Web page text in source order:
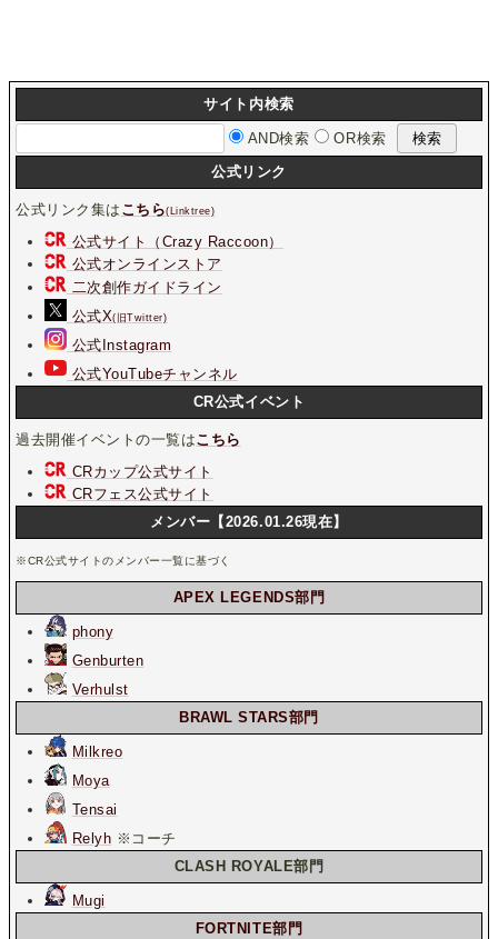
サイト内検索
AND検索
OR検索
公式リンク
公式リンク集は こちら(Linktree)
公式サイト（Crazy Raccoon）
公式オンラインストア
二次創作ガイドライン
公式X(旧Twitter)
公式Instagram
公式YouTubeチャンネル
CR公式イベント
過去開催イベントの一覧はこちら
CRカップ公式サイト
CRフェス公式サイト
メンバー【2026.01.26現在】
※CR公式サイトのメンバー一覧に基づく
APEX LEGENDS部門
phony
Genburten
Verhulst
BRAWL STARS部門
Milkreo
Moya
Tensai
Relyh ※コーチ
CLASH ROYALE部門
Mugi
FORTNITE部門